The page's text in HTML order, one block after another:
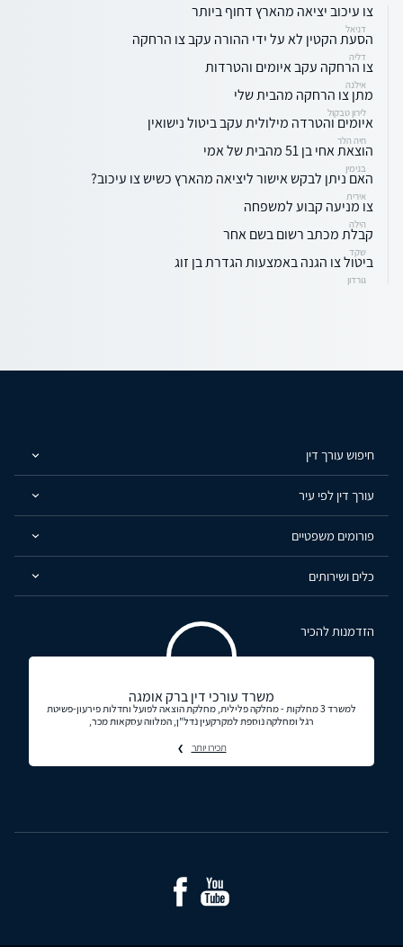
צו עיכוב יציאה מהארץ דחוף ביותר
דניאל
הסעת הקטין לא על ידי ההורה עקב צו הרחקה
דליה
צו הרחקה עקב איומים והטרדות
אילנה
מתן צו הרחקה מהבית שלי
לירון טבקול
איומים והטרדה מילולית עקב ביטול נישואין
חיה הלר
הוצאת אחי בן 51 מהבית של אמי
בנימין
האם ניתן לבקש אישור ליציאה מהארץ כשיש צו עיכוב?
אירית
צו מניעה קבוע למשפחה
הילה
קבלת מכתב רשום בשם אחר
שקד
ביטול צו הגנה באמצעות הגדרת בן זוג
גורדון
חיפוש עורך דין
עורך דין לפי עיר
פורומים משפטיים
כלים ושירותים
הזדמנות להכיר
משרד עורכי דין ברק אומגה
למשרד 3 מחלקות - מחלקה פלילית, מחלקת הוצאה לפועל וחדלות פירעון-פשיטת
רגל ומחלקה נוספת למקרקעין נדל"ן, המלווה עסקאות מכר,
תכירו יותר